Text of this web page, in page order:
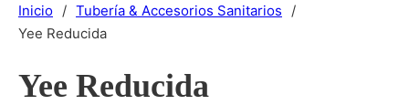
Inicio / Tubería & Accesorios Sanitarios
/
Yee Reducida
Yee Reducida